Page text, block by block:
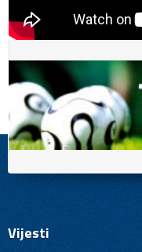
Vijesti